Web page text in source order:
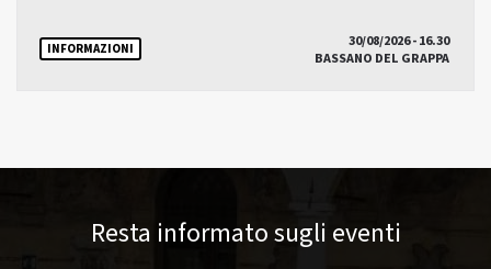
INFORMAZIONI
30/08/2026 - 16.30
BASSANO DEL GRAPPA
Resta informato sugli eventi